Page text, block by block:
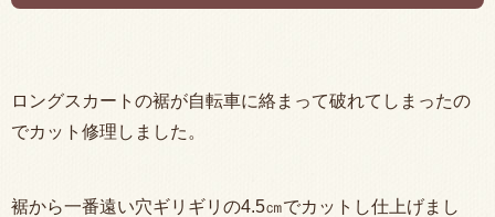
ロングスカートの裾が自転車に絡まって破れてしまったの
でカット修理しました。
裾から一番遠い穴ギリギリの4.5㎝でカットし仕上げまし